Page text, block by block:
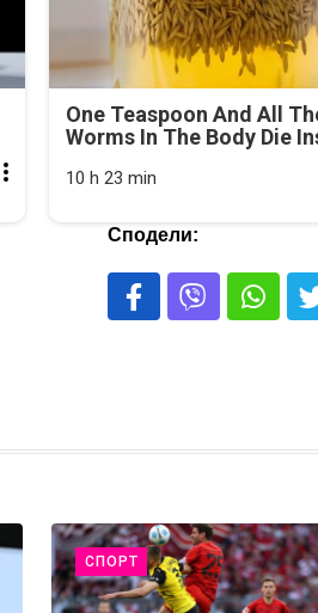
One Teaspoon And All
Worms In The Body Die
10 h 23 min
Сподели:
СПОРТ